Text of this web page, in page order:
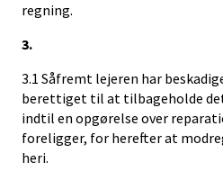
regning.
3.
3.1 Såfremt lejeren har
berettiget til at tilbageholde
indtil en opgørelse over
foreligger, for herefter at
heri.